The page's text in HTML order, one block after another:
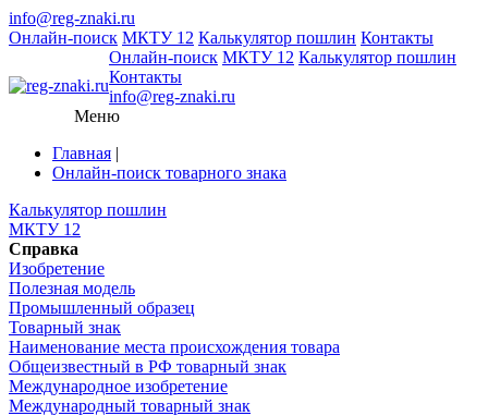
info@reg-znaki.ru
Онлайн-поиск МКТУ 12 Калькулятор пошлин Контакты
Онлайн-поиск МКТУ 12 Калькулятор пошлин
Контакты
info@reg-znaki.ru
Меню
Главная |
Онлайн-поиск товарного знака
Калькулятор пошлин
МКТУ 12
Справка
Изобретение
Полезная модель
Промышленный образец
Товарный знак
Наименование места происхождения товара
Общеизвестный в РФ товарный знак
Международное изобретение
Международный товарный знак